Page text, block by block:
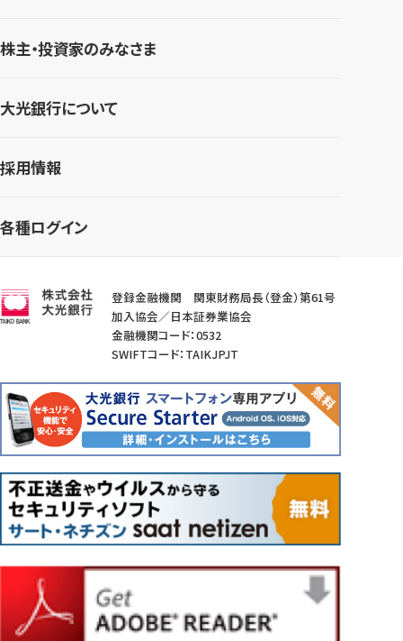
株主・投資家のみなさま
大光銀行について
採用情報
各種ログイン
登録金融機関 関東財務局長（登金）第61号
加入協会／日本証券業協会
金融機関コード：0532
SWIFTコード：TAIKJPJT